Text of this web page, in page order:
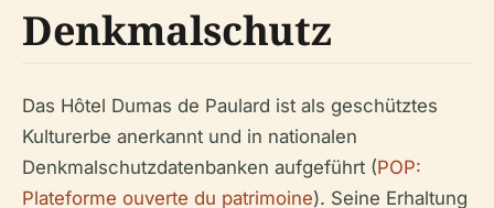
Denkmalschutz
Das Hôtel Dumas de Paulard ist als geschütztes
Kulturerbe anerkannt und in nationalen
Denkmalschutzdatenbanken aufgeführt (POP:
Plateforme ouverte du patrimoine). Seine Erhaltung